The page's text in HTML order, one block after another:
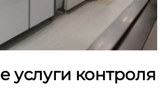
услуги контроля